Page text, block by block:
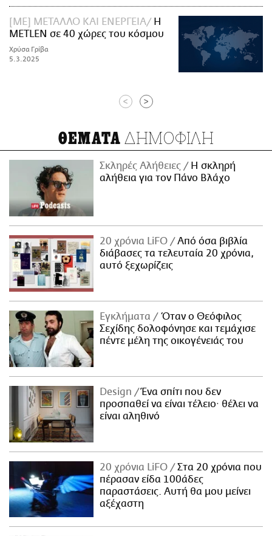
[ME] ΜΕΤΑΛΛΟ ΚΑΙ ΕΝΕΡΓΕΙΑ
H
METLEN σε 40 χώρες του κόσμου
Χρύσα Γρίβα
5.3.2025
< >
ΘΕΜΑΤΑ ΔΗΜΟΦΙΛΗ
Σκληρές Αλήθειες
H σκληρή
αλήθεια για τον Πάνο Βλάχο
20 χρόνια LiFO
Από όσα βιβλία
διάβασες τα τελευταία 20 χρόνια,
αυτό ξεχωρίζεις
Εγκλήματα
Όταν ο Θεόφιλος
Σεχίδης δολοφόνησε και τεμάχισε
πέντε μέλη της οικογένειάς του
Design
Ένα σπίτι που δεν
προσπαθεί να είναι τέλειο· θέλει να
είναι αληθινό
20 χρόνια LiFO
Στα 20 χρόνια που
πέρασαν είδα 100άδες
παραστάσεις. Αυτή θα μου μείνει
αξέχαστη